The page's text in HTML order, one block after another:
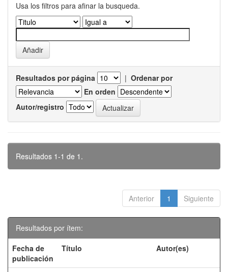
Usa los filtros para afinar la busqueda.
Resultados por página | Ordenar por
En orden
Autor/registro
Resultados 1-1 de 1.
Anterior 1 Siguiente
Resultados por ítem:
Fecha de
publicación
Título Autor(es)